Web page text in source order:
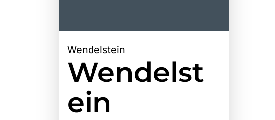
Wendelstein
Wendelst
ein